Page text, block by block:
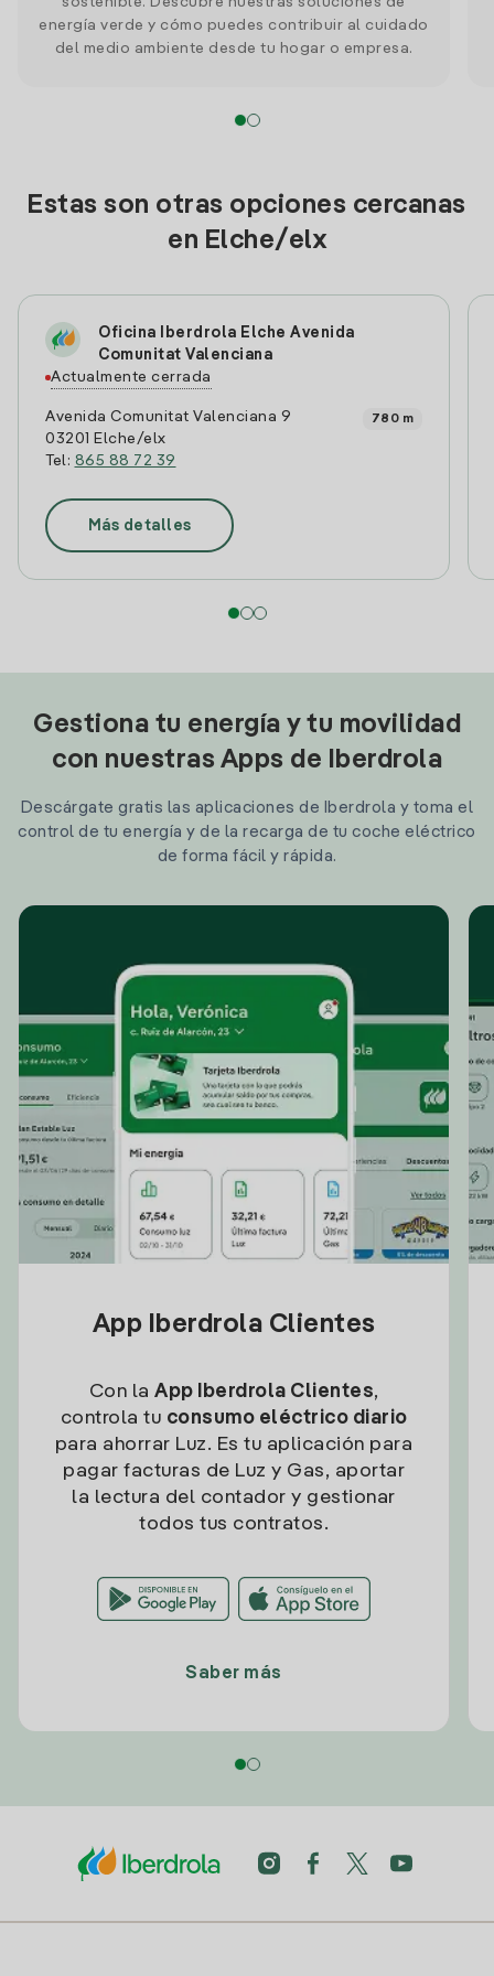
energía verde y cómo puedes contribuir al cuidado
del medio ambiente desde tu hogar o empresa.
Estas son otras opciones cercanas
en Elche/elx
Oficina Iberdrola Elche Avenida
Comunitat Valenciana
Actualmente cerrada
Avenida Comunitat Valenciana 9
03201 Elche/elx
Tel: 865 88 72 39
780 m
Más detalles
Gestiona tu energía y tu movilidad
con nuestras Apps de Iberdrola
Descárgate gratis las aplicaciones de Iberdrola y toma el
control de tu energía y de la recarga de tu coche eléctrico
de forma fácil y rápida.
App Iberdrola Clientes
Con la App Iberdrola Clientes,
controla tu consumo eléctrico diario
para ahorrar Luz. Es tu aplicación para
pagar facturas de Luz y Gas, aportar
la lectura del contador y gestionar
todos tus contratos.
Saber más